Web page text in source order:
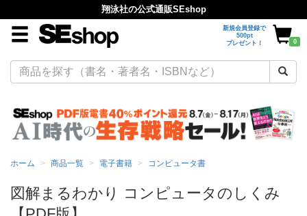
翔泳社の公式通販SEshop
新規会員登録で
500pt
プレゼント！
0
ホーム 商品一覧 電子書籍 コンピュータ書
図解まるわかり コンピュータのしくみ